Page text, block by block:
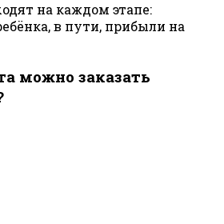
на каждом этапе:
в пути, прибыли на
можно заказать